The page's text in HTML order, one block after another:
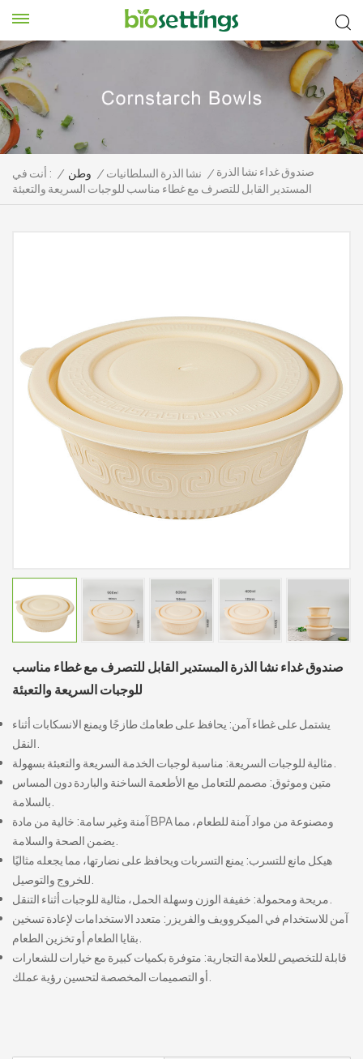
أنت في : / وطن / نشا الذرة السلطانيات / صندوق غداء نشا الذرة
المستدير القابل للتصرف مع غطاء مناسب للوجبات السريعة والتعبئة
صندوق غداء نشا الذرة المستدير القابل للتصرف مع غطاء مناسب
للوجبات السريعة والتعبئة
يشتمل على غطاء آمن: يحافظ على طعامك طازجًا ويمنع الانسكابات أثناء
متين وموثوق: مصمم للتعامل مع الأطعمة الساخنة والباردة دون المساس
آمنة وغير سامة: خالية من مادة BPA ومصنوعة من مواد آمنة للطعام، مما
هيكل مانع للتسرب: يمنع التسربات ويحافظ على نضارتها، مما يجعله مثاليًا
آمن للاستخدام في الميكروويف والفريزر: متعدد الاستخدامات لإعادة تسخين
قابلة للتخصيص للعلامة التجارية: متوفرة بكميات كبيرة مع خيارات للشعارات